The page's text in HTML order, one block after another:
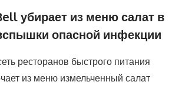
убирает из меню салат в
опасной инфекции
ресторанов быстрого питания
из меню измельченный салат